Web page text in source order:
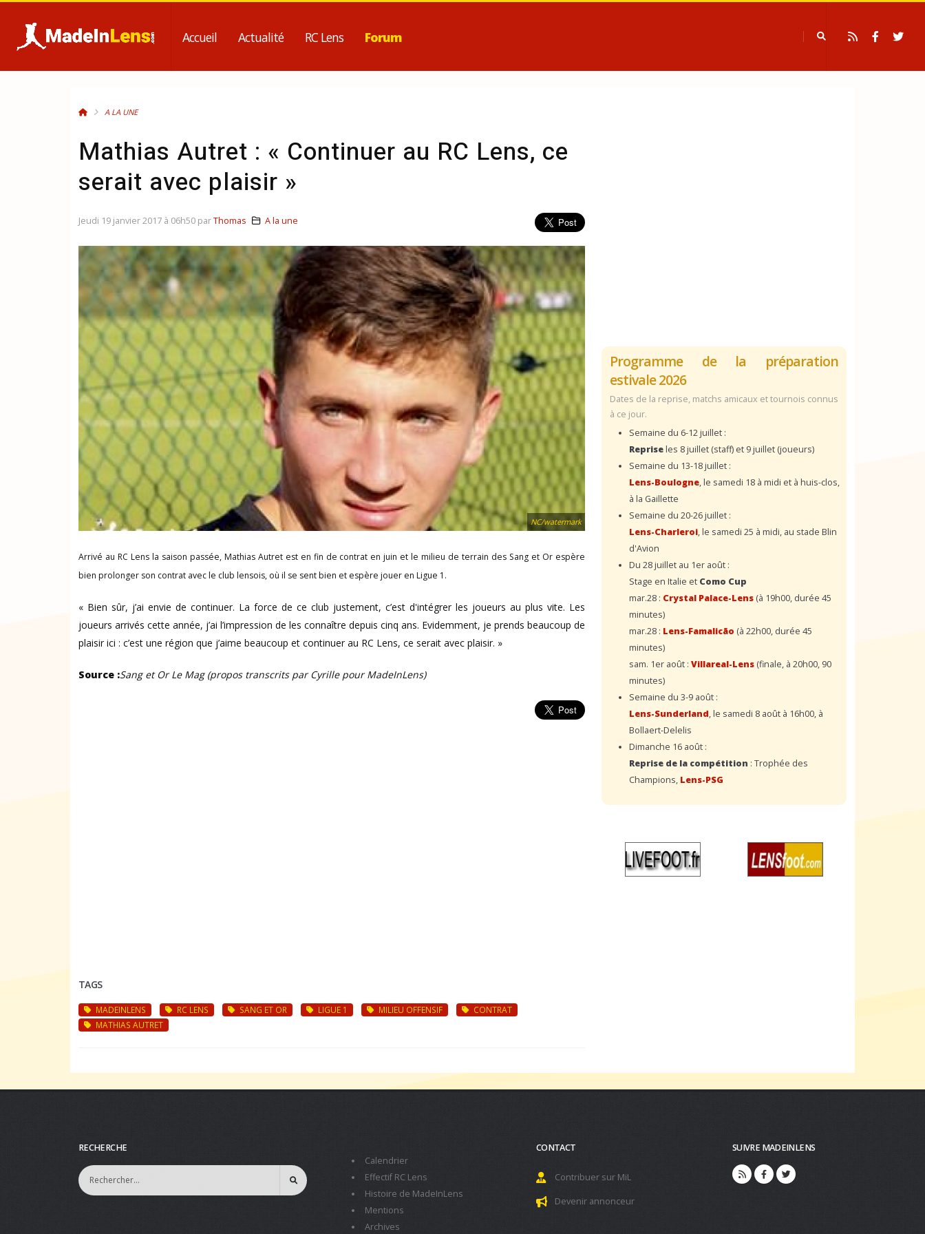
Accueil Actualité RC Lens Forum
A LA UNE
Mathias Autret : « Continuer au RC Lens, ce
serait avec plaisir »
NC/watermark
Arrivé au RC Lens la saison passée, Mathias Autret est en fin de contrat en juin et le milieu de terrain des Sang et Or espère
bien prolonger son contrat avec le club lensois, où il se sent bien et espère jouer en Ligue 1.
« Bien sûr, j’ai envie de continuer. La force de ce club justement, c’est d'intégrer les joueurs au plus vite. Les
joueurs arrivés cette année, j’ai l’impression de les connaître depuis cinq ans. Evidemment, je prends beaucoup de
plaisir ici : c’est une région que j’aime beaucoup et continuer au RC Lens, ce serait avec plaisir. »
Source :Sang et Or Le Mag (propos transcrits par Cyrille pour MadeInLens)
Jeudi 19 janvier 2017 à 06h50 parThomas A la une
TAGS
MADEINLENS RC LENS SANG ET OR LIGUE 1 MILIEU OFFENSIF
CONTRAT
MATHIAS AUTRET
Programme de la préparation
estivale 2026
Dates de la reprise, matchs amicaux et tournois connus
à ce jour.
Semaine du 6-12 juillet :
Repriseles 8 juillet (staff) et 9 juillet (joueurs)
Semaine du 13-18 juillet :
Lens-Boulogne, le samedi 18 à midi et à huis-clos,
à la Gaillette
Semaine du 20-26 juillet :
Lens-Charleroi, le samedi 25 à midi, au stade Blin
d'Avion
Du 28 juillet au 1er août :
Stage en Italie et Como Cup
mar.28 : Crystal Palace-Lens (à 19h00, durée 45
minutes)
mar.28 : Lens-Famalicão (à 22h00, durée 45
minutes)
sam. 1er août : Villareal-Lens (finale, à 20h00, 90
minutes)
Semaine du 3-9 août :
Lens-Sunderland, le samedi 8 août à 16h00, à
Bollaert-Delelis
Dimanche 16 août :
Reprise de la compétition : Trophée des
Champions, Lens-PSG
RECHERCHE
Calendrier
Effectif RC Lens
Histoire de MadeInLens
Mentions
Archives
CONTACT
Contribuer sur MiL
Devenir annonceur
SUIVRE MADEINLENS